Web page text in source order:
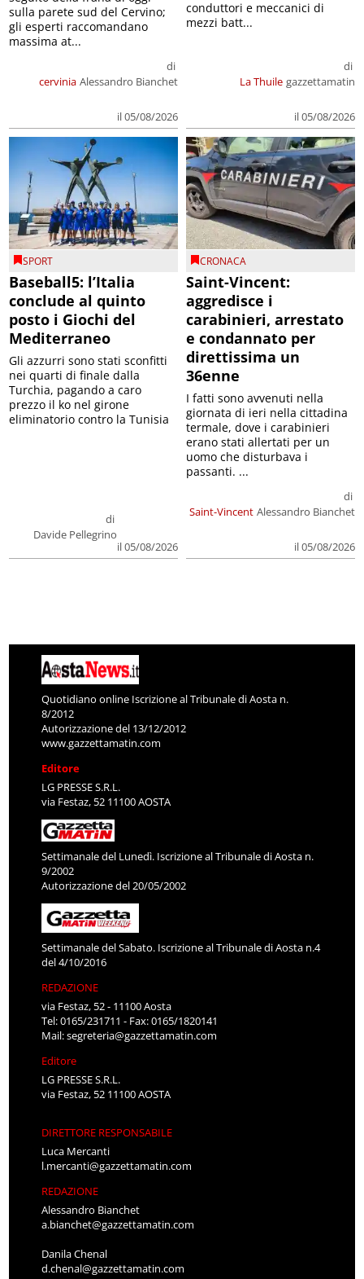
cervinia
di
Alessandro Bianchet
il 05/08/2026
sulla parete sud del Cervino;
gli esperti raccomandano
massima at...
La Thuile
di
gazzettamatin
il 05/08/2026
conduttori e meccanici di
mezzi batt...
SPORT
Baseball5: l’Italia
conclude al quinto
posto i Giochi del
Mediterraneo
di
Davide Pellegrino
il 05/08/2026
Gli azzurri sono stati sconfitti
nei quarti di finale dalla
Turchia, pagando a caro
prezzo il ko nel girone
eliminatorio contro la Tunisia
CRONACA
Saint-Vincent:
aggredisce i
carabinieri, arrestato
e condannato per
direttissima un
36enne
Saint-Vincent
di
Alessandro Bianchet
il 05/08/2026
I fatti sono avvenuti nella
giornata di ieri nella cittadina
termale, dove i carabinieri
erano stati allertati per un
uomo che disturbava i
passanti. ...
Quotidiano online Iscrizione al Tribunale di Aosta n.
8/2012
Autorizzazione del 13/12/2012
www.gazzettamatin.com
Editore
LG PRESSE S.R.L.
via Festaz, 52 11100 AOSTA
Settimanale del Lunedì. Iscrizione al Tribunale di Aosta n.
9/2002
Autorizzazione del 20/05/2002
Settimanale del Sabato. Iscrizione al Tribunale di Aosta n.4
del 4/10/2016
REDAZIONE
via Festaz, 52 - 11100 Aosta
Tel: 0165/231711 - Fax: 0165/1820141
Mail:segreteria@gazzettamatin.com
Editore
LG PRESSE S.R.L.
via Festaz, 52 11100 AOSTA
DIRETTORE RESPONSABILE
Luca Mercanti
l.mercanti@gazzettamatin.com
REDAZIONE
Alessandro Bianchet
a.bianchet@gazzettamatin.com
Danila Chenal
d.chenal@gazzettamatin.com